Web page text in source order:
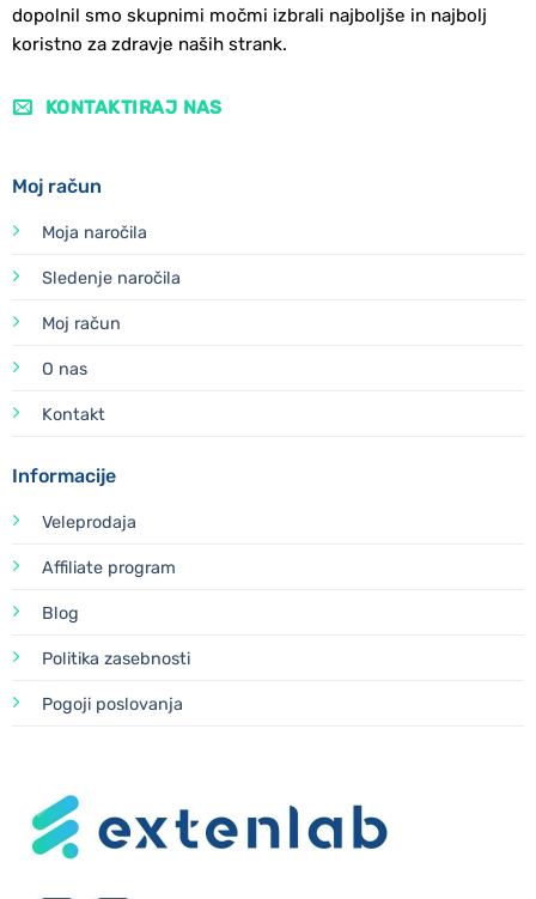
dopolnil smo skupnimi močmi izbrali najboljše in najbolj
koristno za zdravje naših strank.
KONTAKTIRAJ NAS
Moj račun
Moja naročila
Sledenje naročila
Moj račun
O nas
Kontakt
Informacije
Veleprodaja
Affiliate program
Blog
Politika zasebnosti
Pogoji poslovanja